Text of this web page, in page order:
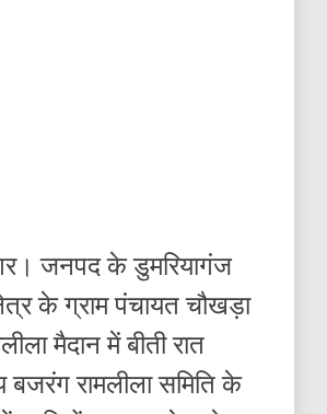
जनपद के डुमरियागंज
के ग्राम पंचायत चौखड़ा
मैदान में बीती रात
रामलीला समिति के